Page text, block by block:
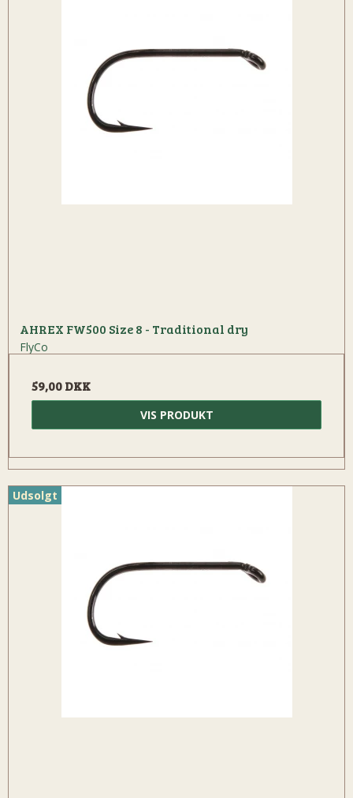
AHREX FW500 Size 8 - Traditional dry
FlyCo
59,00 DKK
VIS PRODUKT
Udsolgt